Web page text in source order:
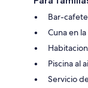
Bar-
Cuna en
Piscina al
Servicio